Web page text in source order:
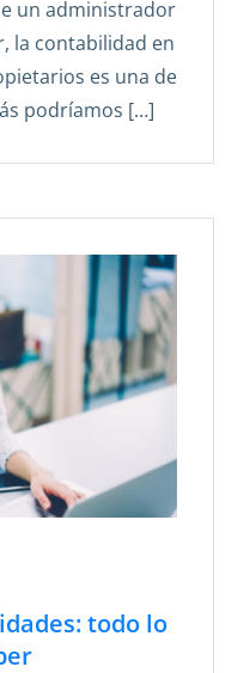
un administrador
la contabilidad en
es una de
podríamos […]
todo lo